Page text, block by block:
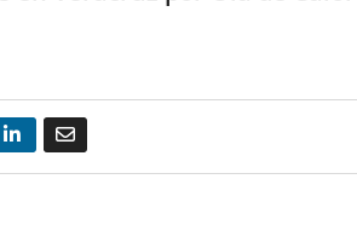
Pinterest LinkedIn